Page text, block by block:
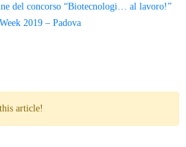
del concorso “Biotecnologi… al lavoro!”
2019 – Padova
article!